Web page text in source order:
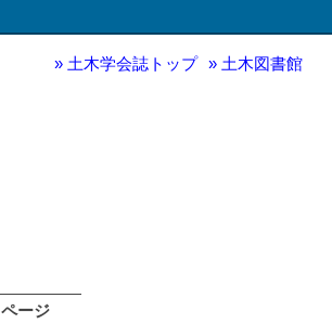
土木学会誌トップ 土木図書館
ページ